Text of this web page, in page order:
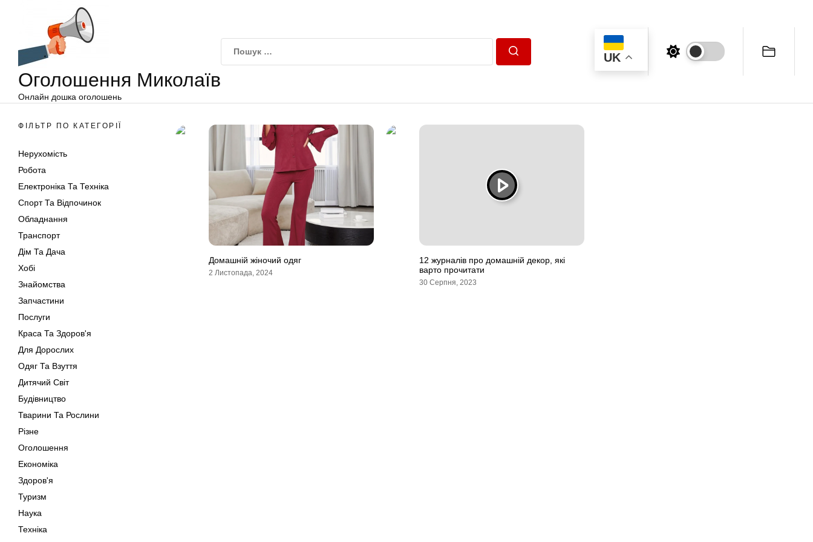
Оголошення Миколаїв
Онлайн дошка оголошень
UK
ФІЛЬТР ПО КАТЕГОРІЇ
Нерухомість
Робота
Електроніка Та Техніка
Спорт Та Відпочинок
Обладнання
Транспорт
Дім Та Дача
Хобі
Знайомства
Запчастини
Послуги
Краса Та Здоров'я
Для Дорослих
Одяг Та Взуття
Дитячий Світ
Будівництво
Тварини Та Рослини
Різне
Оголошення
Економіка
Здоров'я
Туризм
Наука
Техніка
Домашній жіночий одяг
2 Листопада, 2024
12 журналів про домашній декор, які
варто прочитати
30 Серпня, 2023